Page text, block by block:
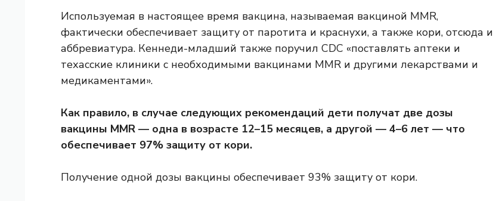
Используемая в настоящее время вакцина, называемая вакциной MMR,
фактически обеспечивает защиту от паротита и краснухи, а также кори, отсюда и
аббревиатура. Кеннеди-младший также поручил CDC «поставлять аптеки и
техасские клиники с необходимыми вакцинами MMR и другими лекарствами и
медикаментами».
Как правило, в случае следующих рекомендаций дети получат две дозы
вакцины MMR — одна в возрасте 12–15 месяцев, а другой — 4–6 лет — что
обеспечивает 97% защиту от кори.
Получение одной дозы вакцины обеспечивает 93% защиту от кори.